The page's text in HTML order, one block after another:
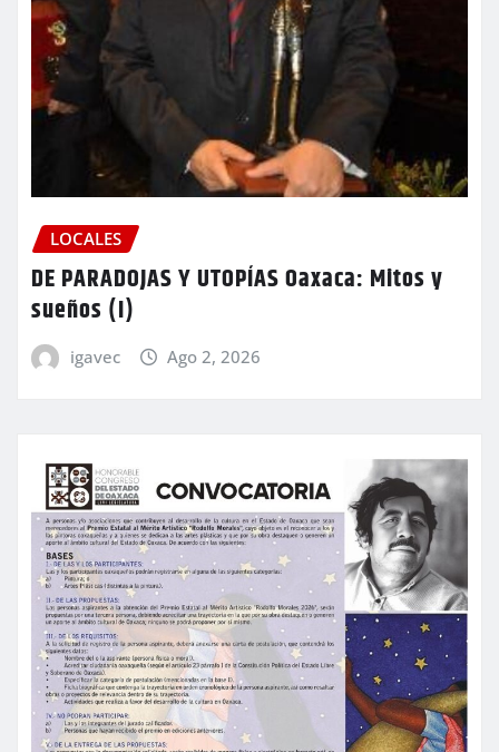
LOCALES
DE PARADOJAS Y UTOPÍAS Oaxaca: Mitos y
sueños (I)
igavec Ago 2, 2026